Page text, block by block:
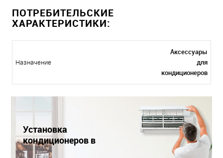
ПОТРЕБИТЕЛЬСКИЕ
ХАРАКТЕРИСТИКИ:
Назначение
Аксессуары
для
кондиционеров
Установка
кондиционеров в
Краснодаре